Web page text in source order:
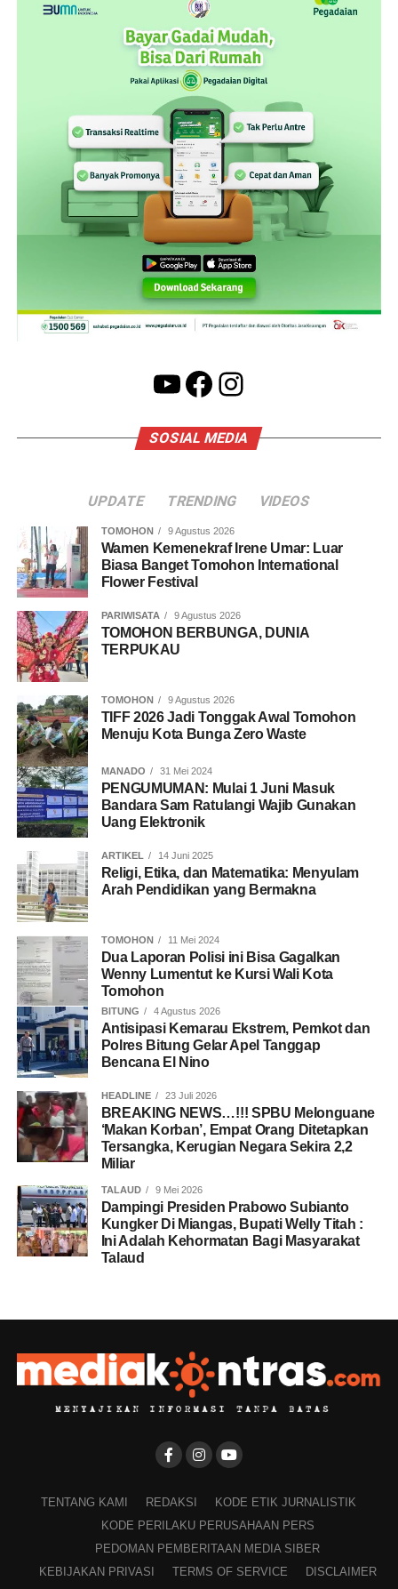
YouTube
Facebook
Instagram
SOSIAL MEDIA
UPDATE TRENDING VIDEOS
TOMOHON 9 Agustus 2026
Wamen Kemenekraf Irene Umar: Luar
Biasa Banget Tomohon International
Flower Festival
PARIWISATA 9 Agustus 2026
TOMOHON BERBUNGA, DUNIA
TERPUKAU
TOMOHON 9 Agustus 2026
TIFF 2026 Jadi Tonggak Awal Tomohon
Menuju Kota Bunga Zero Waste
MANADO 31 Mei 2024
PENGUMUMAN: Mulai 1 Juni Masuk
Bandara Sam Ratulangi Wajib Gunakan
Uang Elektronik
ARTIKEL 14 Juni 2025
Religi, Etika, dan Matematika: Menyulam
Arah Pendidikan yang Bermakna
TOMOHON 11 Mei 2024
Dua Laporan Polisi ini Bisa Gagalkan
Wenny Lumentut ke Kursi Wali Kota
Tomohon
BITUNG 4 Agustus 2026
Antisipasi Kemarau Ekstrem, Pemkot dan
Polres Bitung Gelar Apel Tanggap
Bencana El Nino
HEADLINE 23 Juli 2026
BREAKING NEWS…!!! SPBU Melonguane
‘Makan Korban’, Empat Orang Ditetapkan
Tersangka, Kerugian Negara Sekira 2,2
Miliar
TALAUD 9 Mei 2026
Dampingi Presiden Prabowo Subianto
Kungker Di Miangas, Bupati Welly Titah :
Ini Adalah Kehormatan Bagi Masyarakat
Talaud
TENTANG KAMI REDAKSI
KODE ETIK JURNALISTIK
KODE PERILAKU PERUSAHAAN PERS
PEDOMAN PEMBERITAAN MEDIA SIBER
KEBIJAKAN PRIVASI
TERMS OF SERVICE
DISCLAIMER